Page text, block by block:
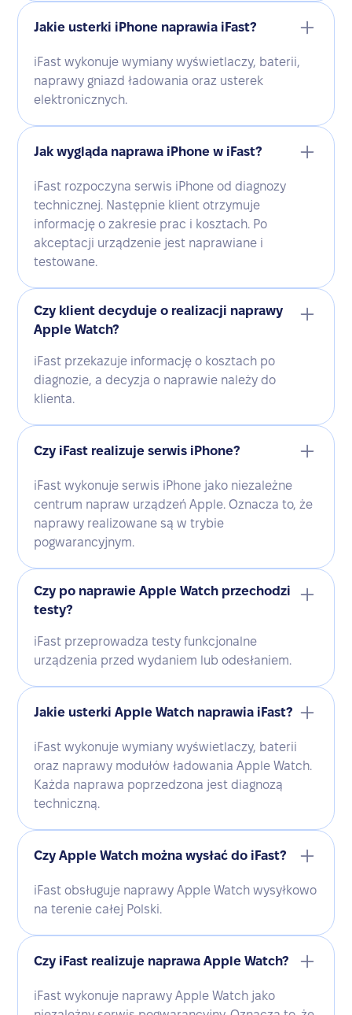
Jakie usterki iPhone naprawia iFast?
iFast wykonuje wymiany wyświetlaczy, baterii,
naprawy gniazd ładowania oraz usterek
elektronicznych.
Jak wygląda naprawa iPhone w iFast?
iFast rozpoczyna serwis iPhone od diagnozy
technicznej. Następnie klient otrzymuje
informację o zakresie prac i kosztach. Po
akceptacji urządzenie jest naprawiane i
testowane.
Czy klient decyduje o realizacji naprawy
Apple Watch?
iFast przekazuje informację o kosztach po
diagnozie, a decyzja o naprawie należy do
klienta.
Czy iFast realizuje serwis iPhone?
iFast wykonuje serwis iPhone jako niezależne
centrum napraw urządzeń Apple. Oznacza to, że
naprawy realizowane są w trybie
pogwarancyjnym.
Czy po naprawie Apple Watch przechodzi
testy?
iFast przeprowadza testy funkcjonalne
urządzenia przed wydaniem lub odesłaniem.
Jakie usterki Apple Watch naprawia iFast?
iFast wykonuje wymiany wyświetlaczy, baterii
oraz naprawy modułów ładowania Apple Watch.
Każda naprawa poprzedzona jest diagnozą
techniczną.
Czy Apple Watch można wysłać do iFast?
iFast obsługuje naprawy Apple Watch wysyłkowo
na terenie całej Polski.
Czy iFast realizuje naprawa Apple Watch?
iFast wykonuje naprawy Apple Watch jako